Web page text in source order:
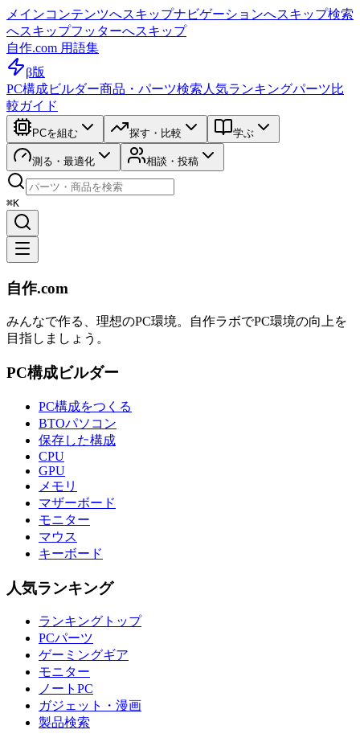
メインコンテンツへスキップナビゲーションへスキップ検索
へスキップフッターへスキップ
自作.com 用語集
β版
PC構成ビルダー商品・パーツ検索 人気ランキングパーツ比
較ガイド
PCを組む 探す・比較 学ぶ
測る・最適化 相談・投稿
⌘K
自作.com
みんなで作る、理想のPC環境。 自作ラボでPC環境の向上を
目指しましょう。
PC構成ビルダー
PC構成をつくる
BTOパソコン
保存した構成
CPU
GPU
メモリ
マザーボード
モニター
マウス
キーボード
人気ランキング
ランキングトップ
PCパーツ
ゲーミングギア
モニター
ノートPC
ガジェット・漫画
製品検索